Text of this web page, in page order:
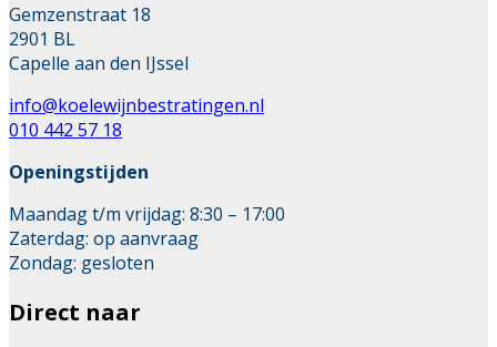
Gemzenstraat 18
2901 BL
Capelle aan den IJssel
info@koelewijnbestratingen.nl
010 442 57 18
Openingstijden
Maandag t/m vrijdag: 8:30 – 17:00
Zaterdag: op aanvraag
Zondag: gesloten
Direct naar